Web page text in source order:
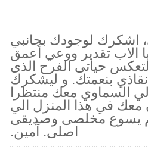
اشكرك لوجودك بجانبي
الاب تقدير ووعي أعمق
حياتى الفرح الذى
بنعمتك. و ليشكرك
السماوي معك منتظرا
معك في هذا المنزل الي
يسوع مخلصى وصديقى
اصلى. آمين.